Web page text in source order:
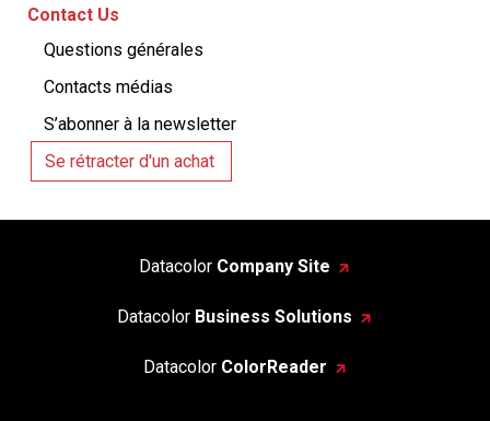
Contact Us
Questions générales
Contacts médias
S’abonner à la newsletter
Se rétracter d'un achat
Datacolor Company Site
Datacolor Business Solutions
Datacolor ColorReader